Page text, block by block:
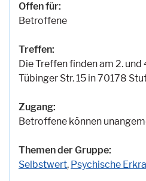
Offen für:
Betroffene
Treffen:
Die Treffen finden am 2.
Tübinger Str. 15 in 70178
Zugang:
Betroffene können
Themen der Gruppe:
Selbstwert, Psychische